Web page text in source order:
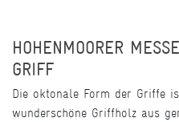
HOHENMOORER
GRIFF
Die oktonale Form der Griffe
wunderschöne Griffholz aus